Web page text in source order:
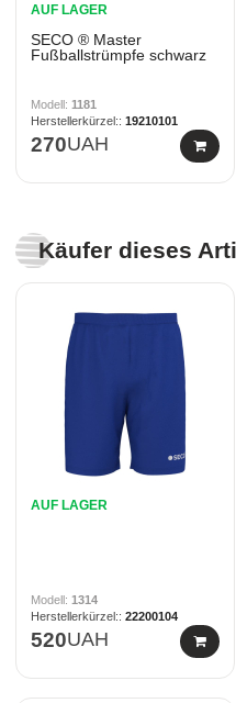
AUF LAGER
SECO ® Master
Fußballstrümpfe schwarz
1181
19210101
270UAH
Käufer dieses
AUF LAGER
1314
22200104
520UAH